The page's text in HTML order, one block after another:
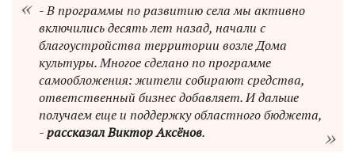
- В программы по развитию села мы активно
включились десять лет назад, начали с
благоустройства территории возле Дома
культуры. Многое сделано по программе
самообложения: жители собирают средства,
ответственный бизнес добавляет. И дальше
получаем еще и поддержку областного бюджета,
-рассказал Виктор Аксёнов.